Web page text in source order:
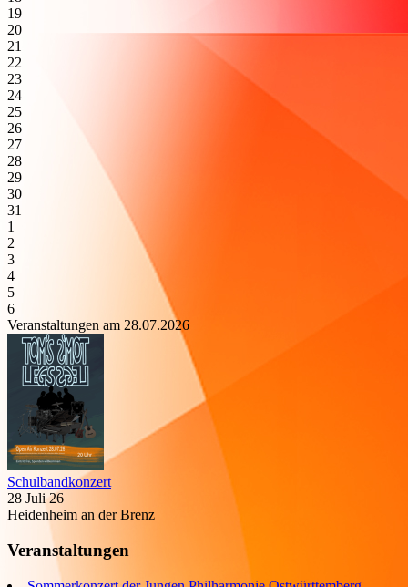
19
20
21
22
23
24
25
26
27
28
29
30
31
1
2
3
4
5
6
Veranstaltungen am 28.07.2026
Schulbandkonzert
28 Juli 26
Heidenheim an der Brenz
Veranstaltungen